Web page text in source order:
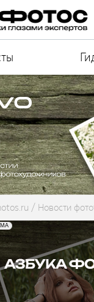
Новости